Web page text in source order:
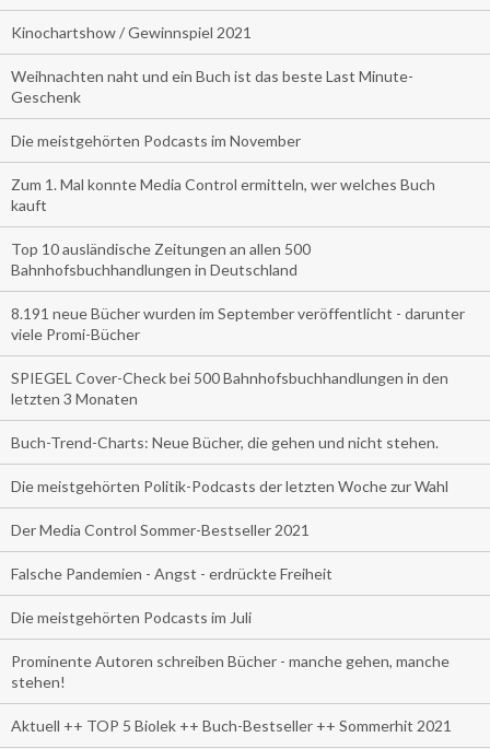
Kinochartshow / Gewinnspiel 2021
Weihnachten naht und ein Buch ist das beste Last Minute-
Geschenk
Die meistgehörten Podcasts im November
Zum 1. Mal konnte Media Control ermitteln, wer welches Buch
kauft
Top 10 ausländische Zeitungen an allen 500
Bahnhofsbuchhandlungen in Deutschland
8.191 neue Bücher wurden im September veröffentlicht - darunter
viele Promi-Bücher
SPIEGEL Cover-Check bei 500 Bahnhofsbuchhandlungen in den
letzten 3 Monaten
Buch-Trend-Charts: Neue Bücher, die gehen und nicht stehen.
Die meistgehörten Politik-Podcasts der letzten Woche zur Wahl
Der Media Control Sommer-Bestseller 2021
Falsche Pandemien - Angst - erdrückte Freiheit
Die meistgehörten Podcasts im Juli
Prominente Autoren schreiben Bücher - manche gehen, manche
stehen!
Aktuell ++ TOP 5 Biolek ++ Buch-Bestseller ++ Sommerhit 2021